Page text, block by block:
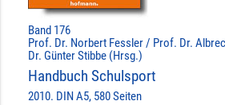
Band 176
Prof. Dr. Norbert Fessler / Prof. Dr.
Dr. Günter Stibbe (Hrsg.)
Handbuch Schulsport
2010. DIN A5, 580 Seiten